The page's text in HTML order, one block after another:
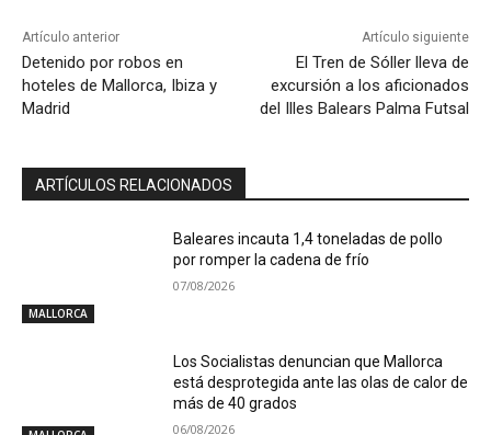
Artículo anterior
Detenido por robos en
hoteles de Mallorca, Ibiza y
Madrid
Artículo siguiente
El Tren de Sóller lleva de
excursión a los aficionados
del Illes Balears Palma Futsal
ARTÍCULOS RELACIONADOS
MALLORCA
Baleares incauta 1,4 toneladas de pollo
por romper la cadena de frío
07/08/2026
Los Socialistas denuncian que Mallorca
está desprotegida ante las olas de calor de
más de 40 grados
06/08/2026